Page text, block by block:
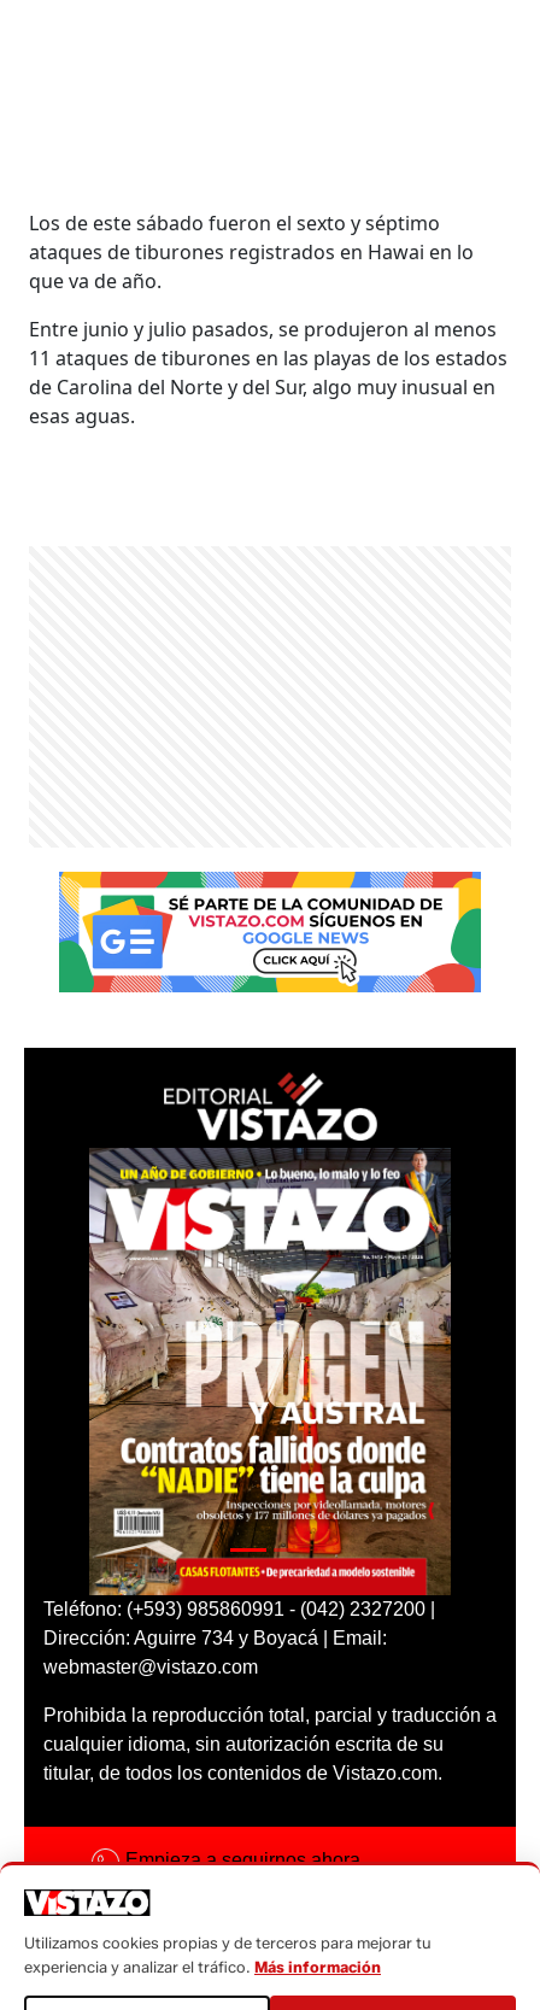
Los de este sábado fueron el sexto y séptimo
ataques de tiburones registrados en Hawai en lo
que va de año.
Entre junio y julio pasados, se produjeron al menos
11 ataques de tiburones en las playas de los estados
de Carolina del Norte y del Sur, algo muy inusual en
esas aguas.
Teléfono: (+593) 985860991 - (042) 2327200 |
Dirección: Aguirre 734 y Boyacá | Email:
webmaster@vistazo.com
Prohibida la reproducción total, parcial y traducción a
cualquier idioma, sin autorización escrita de su
titular, de todos los contenidos de Vistazo.com.
Empieza a seguirnos ahora
Código ética
Sugerencias a:
Utilizamos cookies propias y de terceros para mejorar tu
experiencia y analizar el tráfico. Más información